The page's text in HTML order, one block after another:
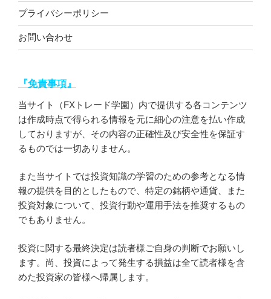
プライバシーポリシー
お問い合わせ
『免責事項』
当サイト（FXトレード学園）内で提供する各コンテンツ
は作成時点で得られる情報を元に細心の注意を払い作成
しておりますが、その内容の正確性及び安全性を保証す
るものでは一切ありません。
また当サイトでは投資知識の学習のための参考となる情
報の提供を目的としたもので、特定の銘柄や通貨、また
投資対象について、投資行動や運用手法を推奨するもの
でもありません。
投資に関する最終決定は読者様ご自身の判断でお願いし
ます。尚、投資によって発生する損益は全て読者様を含
めた投資家の皆様へ帰属します。